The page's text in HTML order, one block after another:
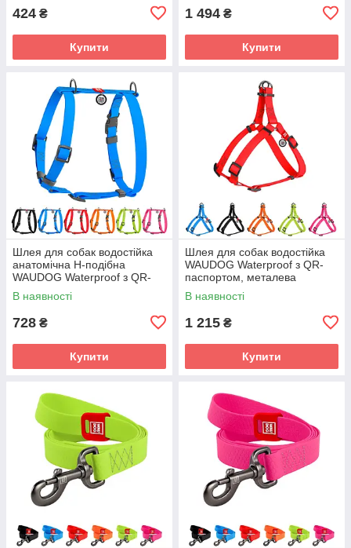
424 ₴
Купити
1 494 ₴
Купити
Шлея для собак водостійка
анатомічна Н-подібна
WAUDOG Waterproof з QR-
паспортом, пластикова
В наявності
728 ₴
Купити
Шлея для собак водостійка
WAUDOG Waterproof з QR-
паспортом, металева
пряжка-фастекс, Ш 25 мм, Д
60-90
В наявності
1 215 ₴
Купити